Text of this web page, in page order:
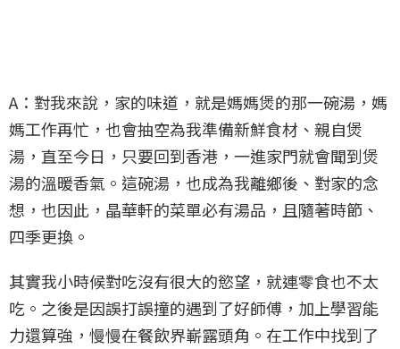
A：對我來說，家的味道，就是媽媽煲的那一碗湯，媽
媽工作再忙，也會抽空為我準備新鮮食材、親自煲
湯，直至今日，只要回到香港，一進家門就會聞到煲
湯的溫暖香氣。這碗湯，也成為我離鄉後、對家的念
想，也因此，晶華軒的菜單必有湯品，且隨著時節、
四季更換。
其實我小時候對吃沒有很大的慾望，就連零食也不太
吃。之後是因誤打誤撞的遇到了好師傅，加上學習能
力還算強，慢慢在餐飲界嶄露頭角。在工作中找到了